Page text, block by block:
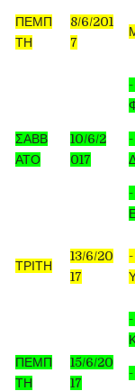
ΠΕΜΠ
ΤΗ
8/6/201
7
ΣΑΒΒ
ΑΤΟ
10/6/2
017
ΤΡΙΤΗ
13/6/20
17
ΠΕΜΠ
ΤΗ
15/6/20
17